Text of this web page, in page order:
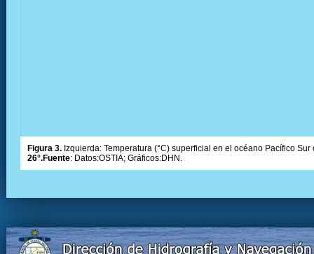
Figura 3. Izquierda: Temperatura (°C) superficial en el océano Pacífico
26°.Fuente: Datos:OSTIA; Gráficos:DHN.